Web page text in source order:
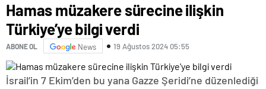
Hamas müzakere sürecine ilişkin
Türkiye’ye bilgi verdi
ABONE OL News 19 Ağustos 2024 05:55
İsrail’in 7 Ekim’den bu yana Gazze Şeridi’ne düzenlediği